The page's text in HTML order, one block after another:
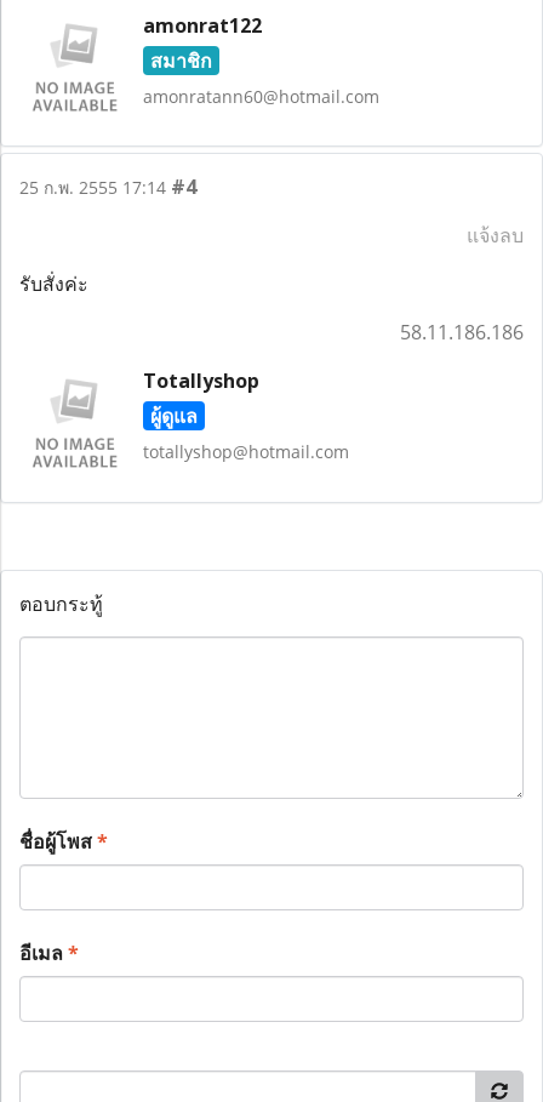
amonrat122
สมาชิก
amonratann60@hotmail.com
25 ก.พ. 2555 17:14 #4
แจ้งลบ
รับสั่งค่ะ
58.11.186.186
Totallyshop
ผู้ดูแล
totallyshop@hotmail.com
ตอบกระทู้
ชื่อผู้โพส*
อีเมล*